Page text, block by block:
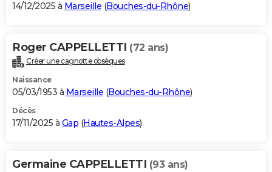
14/12/2025 à Marseille (Bouches-du-Rhône)
Roger CAPPELLETTI (72 ans)
Créer une cagnotte obsèques
Naissance
05/03/1953 à Marseille (Bouches-du-Rhône)
Décès
17/11/2025 à Gap (Hautes-Alpes)
Germaine CAPPELLETTI (93 ans)